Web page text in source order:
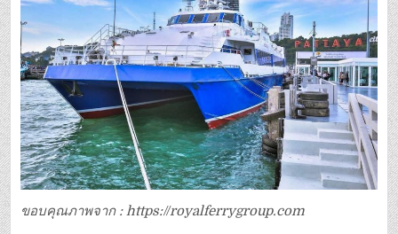
ขอบคุณภาพจาก : https://royalferrygroup.com